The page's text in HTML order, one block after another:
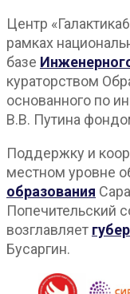
Центр
рамках
базе
кураторством
основанного по
В.В. Путина
Поддержку и
местном уровне
образования
Попечительский
возглавляет
Бусаргин.